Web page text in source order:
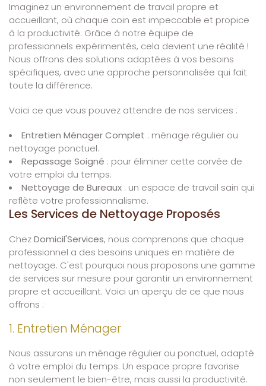
Imaginez un environnement de travail propre et
accueillant, où chaque coin est impeccable et propice
à la productivité. Grâce à notre équipe de
professionnels expérimentés, cela devient une réalité !
Nous offrons des solutions adaptées à vos besoins
spécifiques, avec une approche personnalisée qui fait
toute la différence.
Voici ce que vous pouvez attendre de nos services :
Entretien Ménager Complet : ménage régulier ou
nettoyage ponctuel.
Repassage Soigné : pour éliminer cette corvée de
votre emploi du temps.
Nettoyage de Bureaux : un espace de travail sain qui
reflète votre professionnalisme.
Les Services de Nettoyage Proposés
ChezDomicil'Services, nous comprenons que chaque
professionnel a des besoins uniques en matière de
nettoyage. C'est pourquoi nous proposons une gamme
de services sur mesure pour garantir un environnement
propre et accueillant. Voici un aperçu de ce que nous
offrons :
1. Entretien Ménager
Nous assurons un ménage régulier ou ponctuel, adapté
à votre emploi du temps. Un espace propre favorise
non seulement le bien-être, mais aussi la productivité.